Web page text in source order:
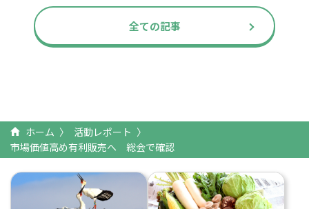
全ての記事
ホーム
活動レポート
市場価値高め有利販売へ 総会で確認